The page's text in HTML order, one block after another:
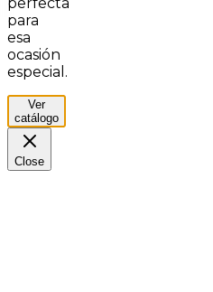
perfecta
para
esa
ocasión
especial.
Ver
catálogo
Close